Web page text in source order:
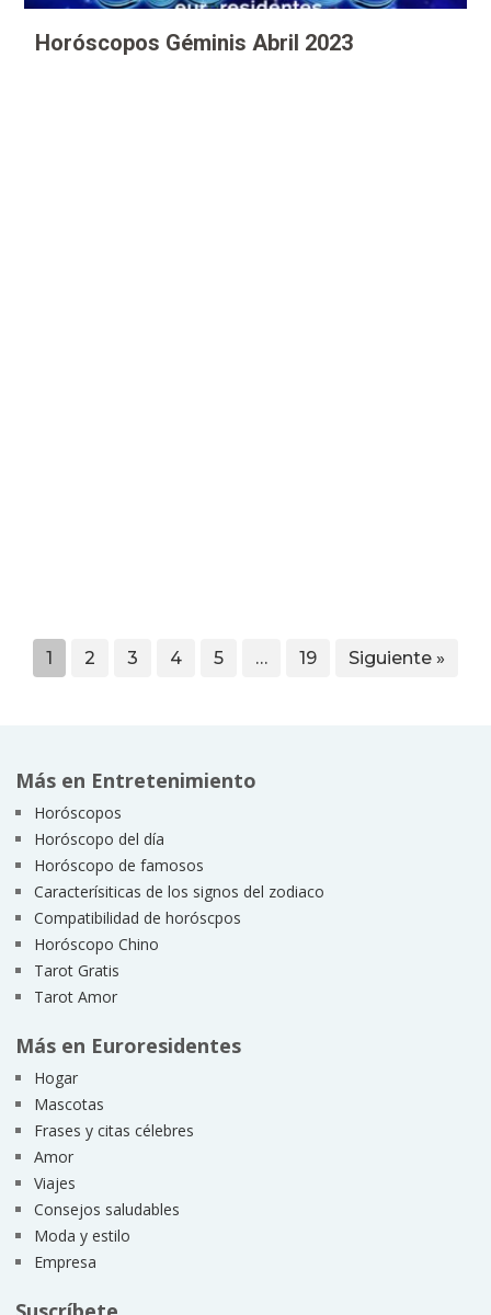
Horóscopos Géminis Abril 2023
1 2 3 4 5 … 19 Siguiente »
Más en Entretenimiento
Horóscopos
Horóscopo del día
Horóscopo de famosos
Caracterísiticas de los signos del zodiaco
Compatibilidad de horóscpos
Horóscopo Chino
Tarot Gratis
Tarot Amor
Más en Euroresidentes
Hogar
Mascotas
Frases y citas célebres
Amor
Viajes
Consejos saludables
Moda y estilo
Empresa